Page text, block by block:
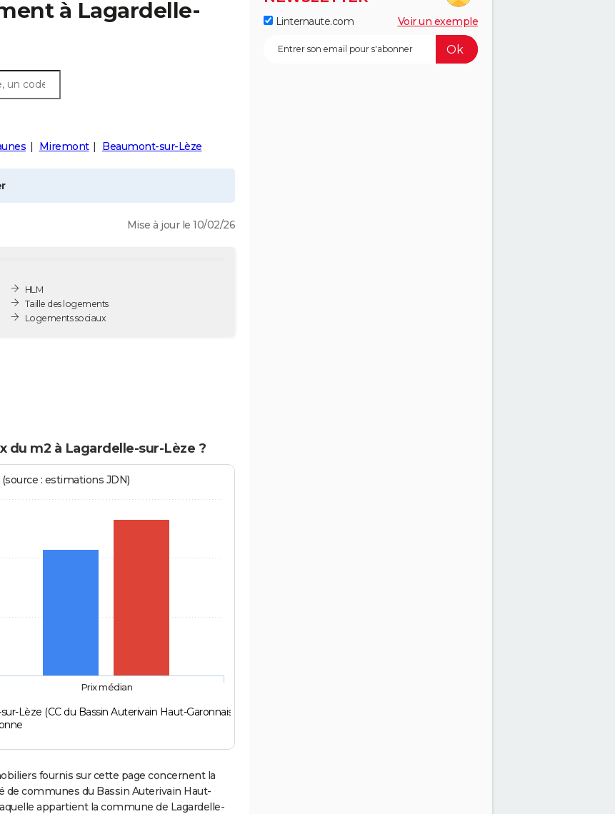
à Lagardelle-
Miremont Beaumont-sur-Lèze
Mise à jour le 10/02/26
HLM
Taille des logements
Logements sociaux
du m2 à Lagardelle-sur-Lèze ?
: estimations JDN)
Lèze (CC du Bassin Auterivain Haut-Garonnais)
Prix médian
fournis sur cette page concernent la
de communes du Bassin Auterivain Haut-
appartient la commune de Lagardelle-
Linternaute.com Voir un exemple